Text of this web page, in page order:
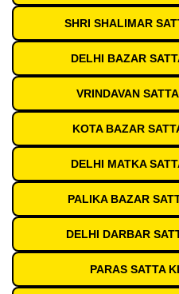
SHRI SHALIMAR
DELHI BAZAR
VRINDAVAN
KOTA BAZAR
DELHI MATKA
PALIKA BAZAR
DELHI DARBAR
PARAS SATTA